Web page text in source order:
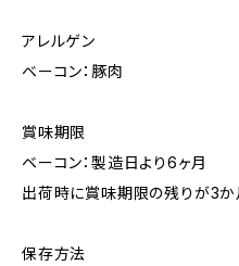
アレルゲン
ベーコン：豚肉
賞味期限
ベーコン：製造日より6ヶ月
出荷時に賞味期限の残りが3
保存方法